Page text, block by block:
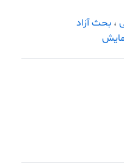
، بحث آزاد